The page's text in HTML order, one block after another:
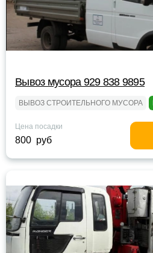
Вывоз мусора 929 838 9895
ВЫВОЗ СТРОИТЕЛЬНОГО МУСОРА
Цена посадки
800 руб